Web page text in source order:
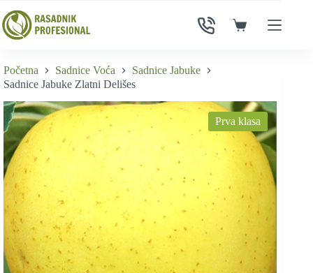
to
content
Shopping
Početna Sadnice Voća
Sadnice Jabuke
Sadnice Jabuke Zlatni Delišes
Prva klasa